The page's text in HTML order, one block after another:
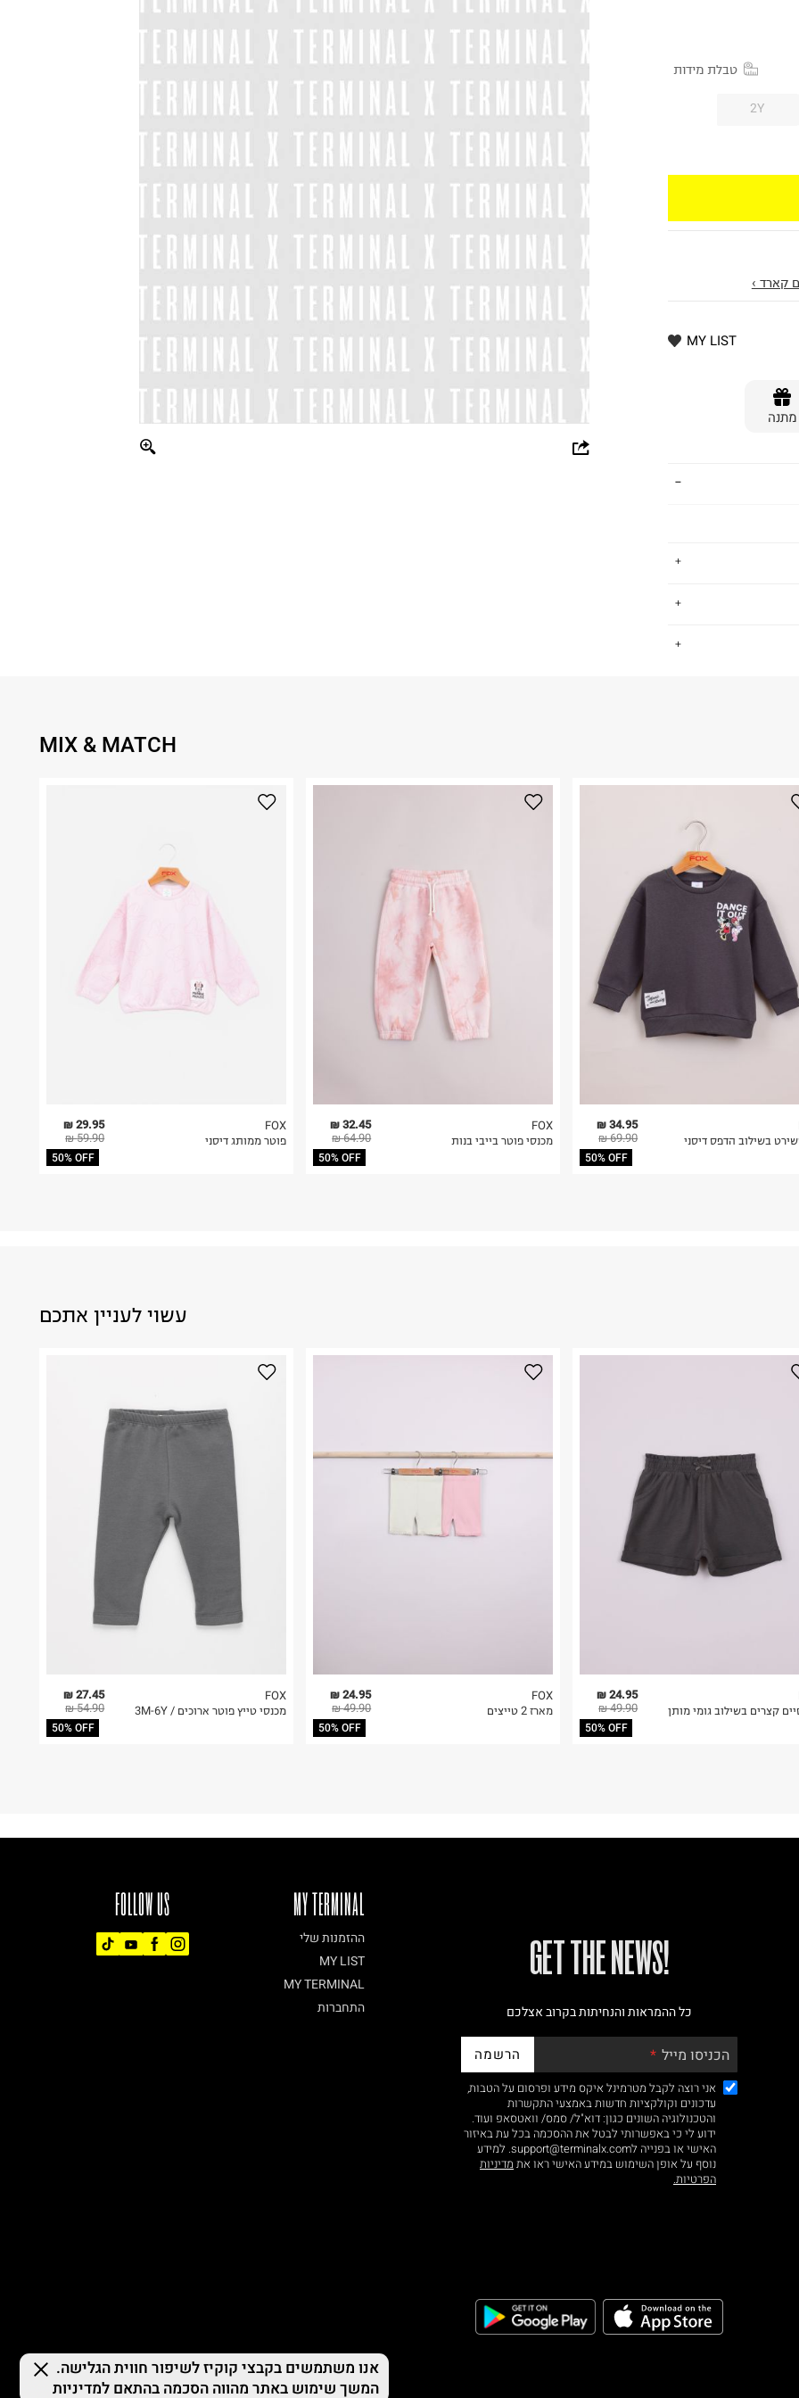
טבלת מידות
2Y
קארד ›
MY LIST
מתנה
על גבי החבילה
באתר בלבד
בלבד. לא ניתן
MIX & MATCH
29.95 ₪
59.90 ₪
50% OFF
FOX
פוטר ממותג דיסני
32.45 ₪
64.90 ₪
50% OFF
FOX
מכנסי פוטר בייבי בנות
34.95 ₪
69.90 ₪
50% OFF
בשילוב הדפס דיסני
עשוי לעניין אתכם
27.45 ₪
54.90 ₪
50% OFF
FOX
מכנסי טייץ פוטר ארוכים / 3M-6Y
24.95 ₪
49.90 ₪
50% OFF
FOX
מארז 2 טייצים
24.95 ₪
49.90 ₪
50% OFF
קצרים בשילוב גומי מותן
FOLLOW US MY TERMINAL
ההזמנות שלי
MY LIST
MY TERMINAL
התחברות
!GET THE NEWS
כל ההמראות והנחיתות בקרוב אצלכם
הכניסו מייל הרשמה
אני רוצה לקבל מטרמינל איקס מידע ופרסום על הטבות,
עדכונים וקולקציות חדשות באמצעי התקשרות
והטכנולוגיה השונים כגון: דוא"ל/ סמס/ וואטסאפ ועוד.
ידוע לי כי באפשרותי לבטל את ההסכמה בכל עת באיזור
האישי או בפנייה לsupport@terminalx.com. למידע
נוסף על אופן השימוש במידע האישי ראו את מדיניות
הפרטיות.
© 2026 TERMINAL X